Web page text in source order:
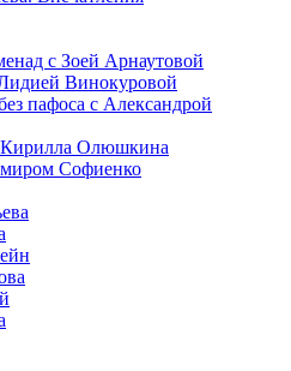
с Зоей Арнаутовой
Винокуровой
пафоса с Александрой
Кирилла Олюшкина
Софиенко